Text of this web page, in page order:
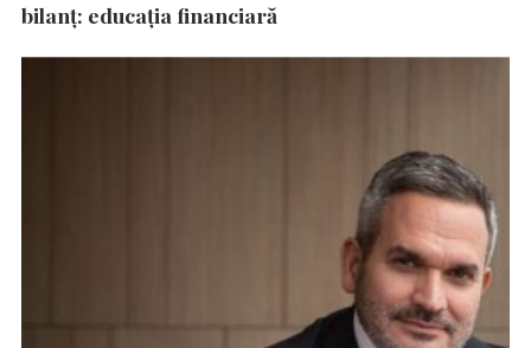
bilanț: educația financiară